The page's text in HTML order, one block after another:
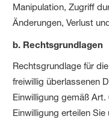
Manipulation, Zugriff
Änderungen, Verlust
b. Rechtsgrundlagen
Rechtsgrundlage für
freiwillig überlassenen
Einwilligung gemäß
Einwilligung erteilen